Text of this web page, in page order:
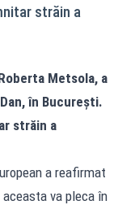
străin a
Metsola, a
în București.
străin a
a reafirmat
aceasta va pleca în